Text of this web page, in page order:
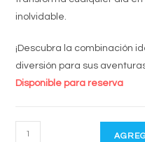
inolvidable.
¡Descubra la combinación
diversión para sus
Disponible para reserva
ISLAND